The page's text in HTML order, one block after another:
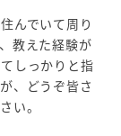
んでいて周り
教えた経験が
しっかりと指
、どうぞ皆さ
い。